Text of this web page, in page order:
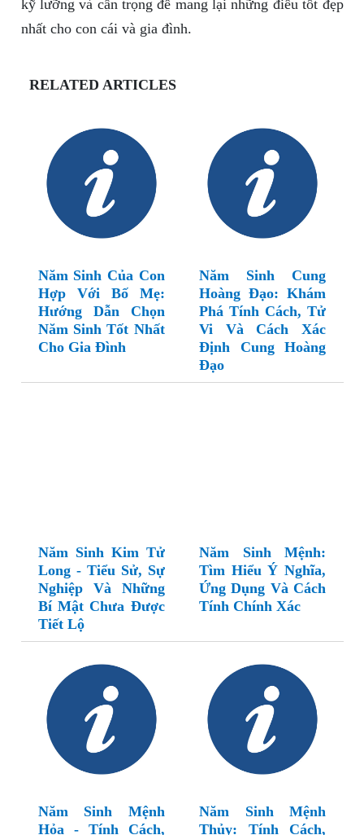
kỹ lưỡng và cẩn trọng để mang lại những điều tốt đẹp
nhất cho con cái và gia đình.
RELATED ARTICLES
Năm Sinh Của Con
Hợp Với Bố Mẹ:
Hướng Dẫn Chọn
Năm Sinh Tốt Nhất
Cho Gia Đình
Năm Sinh Cung
Hoàng Đạo: Khám
Phá Tính Cách, Tử
Vi Và Cách Xác
Định Cung Hoàng
Đạo
Năm Sinh Kim Tử
Long - Tiểu Sử, Sự
Nghiệp Và Những
Bí Mật Chưa Được
Tiết Lộ
Năm Sinh Mệnh:
Tìm Hiểu Ý Nghĩa,
Ứng Dụng Và Cách
Tính Chính Xác
Năm Sinh Mệnh
Hỏa - Tính Cách,
Năm Sinh Mệnh
Thủy: Tính Cách,